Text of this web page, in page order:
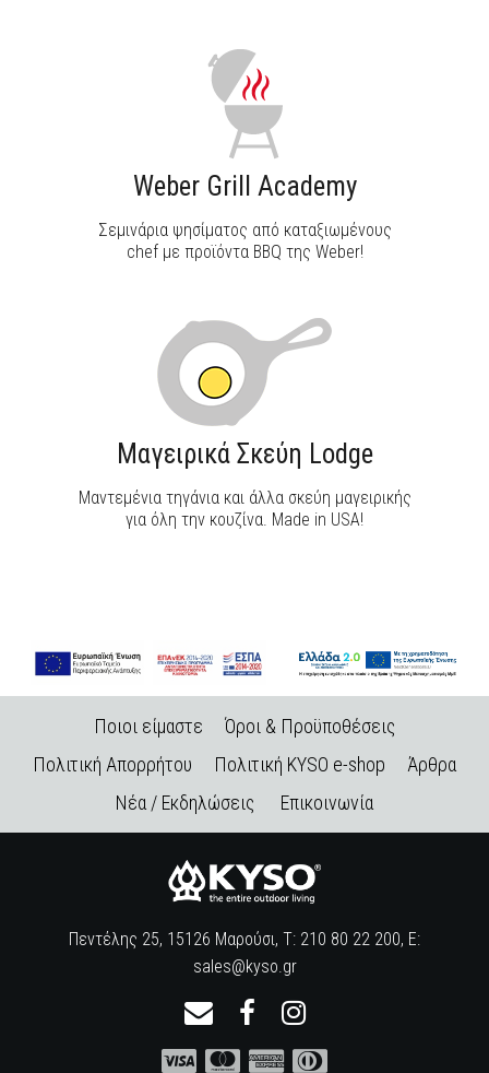
Weber Grill Academy
Σεμινάρια ψησίματος από καταξιωμένους
chef με προϊόντα BBQ της Weber!
Μαγειρικά Σκεύη Lodge
Μαντεμένια τηγάνια και άλλα σκεύη μαγειρικής
για όλη την κουζίνα. Made in USA!
Ποιοι είμαστε
Όροι & Προϋποθέσεις
Πολιτική Απορρήτου
Πολιτική KYSO e-shop
Άρθρα
Νέα / Εκδηλώσεις
Επικοινωνία
Πεντέλης 25, 15126 Μαρούσι, Τ: 210 80 22 200, E:
sales@kyso.gr